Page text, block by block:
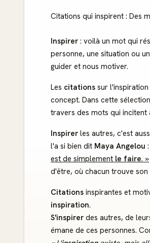
Citations qui inspirent : Des
Inspirer : voilà un mot qui
personne, une situation ou
guider et nous motiver.
Les citations sur
concept. Dans cette
travers des mots qui incitent
Inspirer les autres, c'est
l'a si bien dit Maya Angelou :
est de simplement le faire. »
d'être, où chacun trouve
Citations inspirantes et
inspiration.
S'inspirer des autres, de
émane de ces personnes.